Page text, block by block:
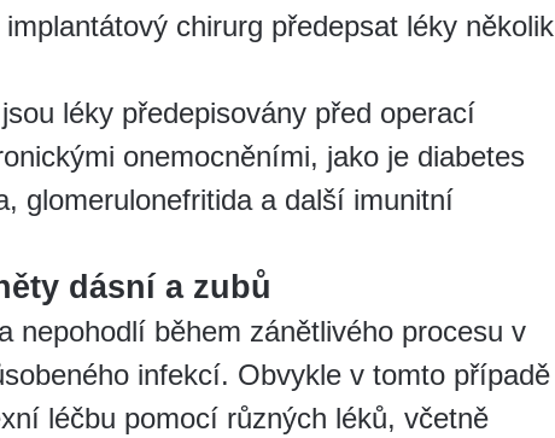
chirurg předepsat léky několik
léky předepisovány před operací
onemocněními, jako je diabetes
glomerulonefritida a další imunitní
dásní a zubů
nepohodlí během zánětlivého procesu v
infekcí. Obvykle v tomto případě
léčbu pomocí různých léků, včetně